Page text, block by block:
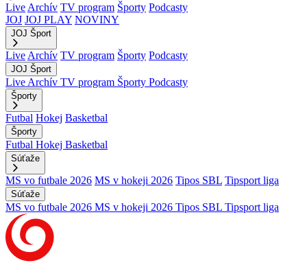
Live Archív TV program Športy Podcasty
JOJ JOJ PLAY NOVINY
JOJ Šport
Live Archív TV program Športy Podcasty
JOJ Šport
Live Archív TV program Športy Podcasty
Športy
Futbal Hokej Basketbal
Športy
Futbal Hokej Basketbal
Súťaže
MS vo futbale 2026 MS v hokeji 2026 Tipos SBL Tipsport liga
Súťaže
MS vo futbale 2026 MS v hokeji 2026 Tipos SBL Tipsport liga